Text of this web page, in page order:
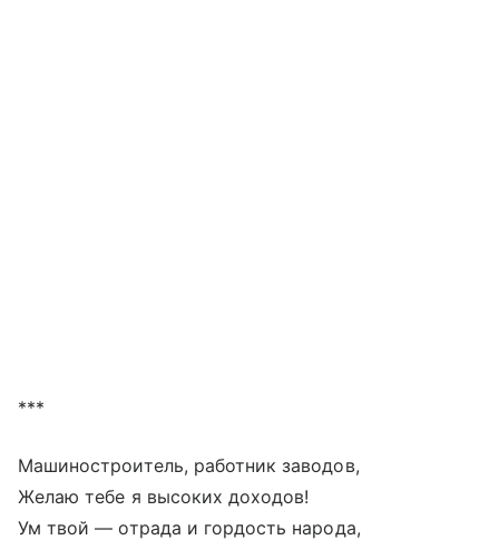
***
Машиностроитель, работник заводов,
Желаю тебе я высоких доходов!
Ум твой — отрада и гордость народа,